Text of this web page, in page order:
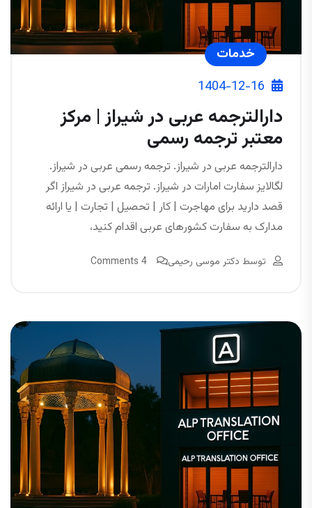
خدمات
1404-12-16
دارالترجمه عربی در شیراز | مرکز
معتبر ترجمه رسمی
دارالترجمه عربی در شیراز. ترجمه رسمی عربی در شیراز.
لگالایز سفارت امارات در شیراز. ترجمه عربی در شیراز اگر
قصد دارید برای مهاجرت | کار | تحصیل | تجارت | یا ارائه
مدارک به سفارت کشورهای عربی اقدام کنید،
توسط دکتر موسی رحیمی 4 Comments